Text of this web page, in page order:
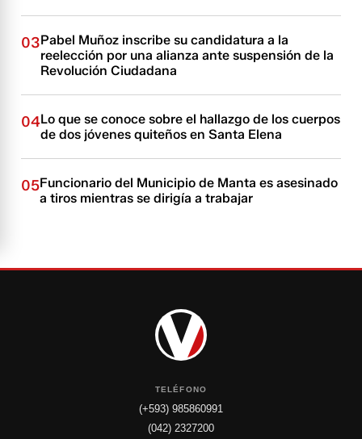
03Pabel Muñoz inscribe su candidatura a la
reelección por una alianza ante suspensión de la
Revolución Ciudadana
04Lo que se conoce sobre el hallazgo de los cuerpos
de dos jóvenes quiteños en Santa Elena
05Funcionario del Municipio de Manta es asesinado
a tiros mientras se dirigía a trabajar
TELÉFONO
(+593) 985860991
(042) 2327200